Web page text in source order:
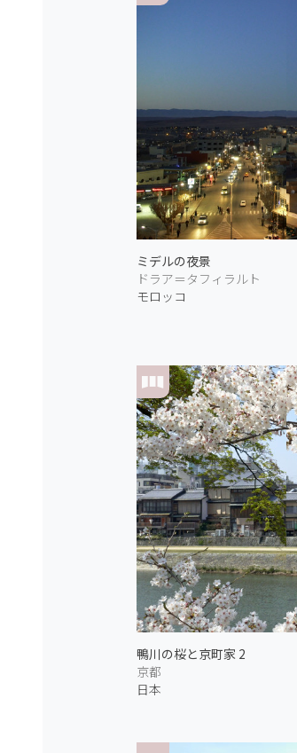
ミデルの夜景
ドラア＝タフィラルト
モロッコ
鴨川の桜と京町家 2
京都
日本